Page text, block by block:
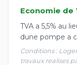
Economie de
TVA a 5,5% au
dune pompe a
Conditions :
travaux realises